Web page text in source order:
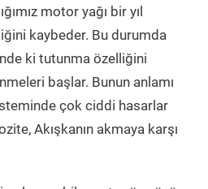
motor yağı bir yıl
kaybeder. Bu durumda
ki tutunma özelliğini
başlar. Bunun anlamı
çok ciddi hasarlar
Akışkanın akmaya karşı